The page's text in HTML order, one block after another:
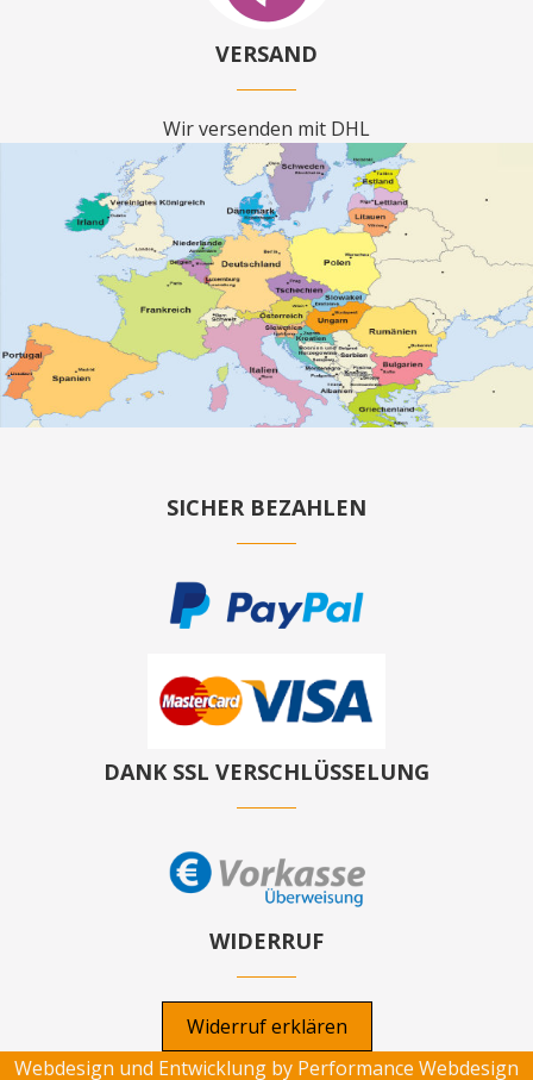
VERSAND
Wir versenden mit DHL
SICHER BEZAHLEN
DANK SSL VERSCHLÜSSELUNG
WIDERRUF
Widerruf erklären
Webdesign und Entwicklung by Performance Webdesign